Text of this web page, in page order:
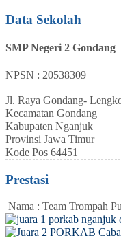
Data Sekolah
SMP Negeri 2 Gondang
NPSN : 20538309
Jl. Raya Gondang-
Kecamatan Gondang
Kabupaten Nganjuk
Provinsi Jawa Timur
Kode Pos 64451
Prestasi
Nama : Team Trompah